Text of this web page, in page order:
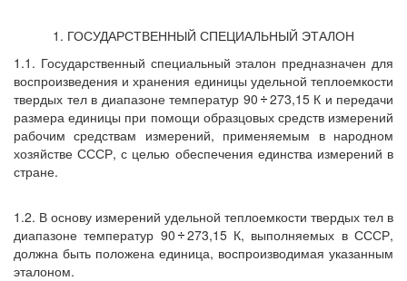
1. ГОСУДАРСТВЕННЫЙ СПЕЦИАЛЬНЫЙ ЭТАЛОН
1.1. Государственный специальный эталон предназначен для
воспроизведения и хранения единицы удельной теплоемкости
твердых тел в диапазоне температур 90
273,15 К и передачи
размера единицы при помощи образцовых средств измерений
рабочим средствам измерений, применяемым в народном
хозяйстве СССР, с целью обеспечения единства измерений в
стране.
1.2. В основу измерений удельной теплоемкости твердых тел в
диапазоне температур 90
273,15 К, выполняемых в СССР,
должна быть положена единица, воспроизводимая указанным
эталоном.